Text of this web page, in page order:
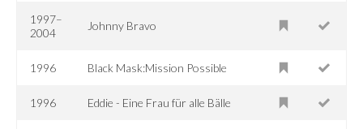
1997–
2004
Johnny Bravo
1996 Black Mask:Mission Possible
1996 Eddie - Eine Frau für alle Bälle